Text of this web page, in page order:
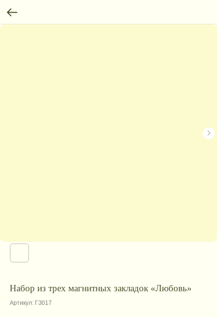
Набор из трех магнитных закладок «Любовь»
Артикул: ГЗ017